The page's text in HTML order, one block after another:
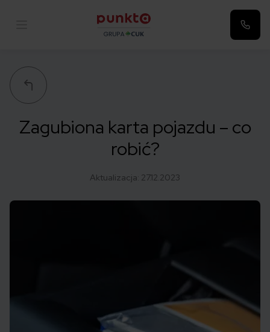
Zagubiona karta pojazdu – co
robić?
Aktualizacja: 27.12.2023